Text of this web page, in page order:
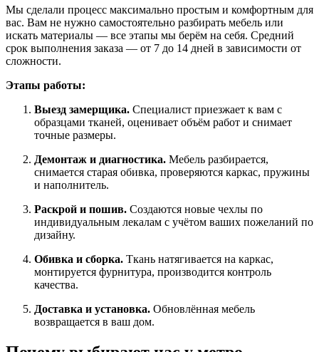
Мы сделали процесс максимально простым и комфортным для
вас. Вам не нужно самостоятельно разбирать мебель или
искать материалы — все этапы мы берём на себя. Средний
срок выполнения заказа — от 7 до 14 дней в зависимости от
сложности.
Этапы работы:
Выезд замерщика. Специалист приезжает к вам с
образцами тканей, оценивает объём работ и снимает
точные размеры.
Демонтаж и диагностика. Мебель разбирается,
снимается старая обивка, проверяются каркас, пружины
и наполнитель.
Раскрой и пошив. Создаются новые чехлы по
индивидуальным лекалам с учётом ваших пожеланий по
дизайну.
Обивка и сборка. Ткань натягивается на каркас,
монтируется фурнитура, производится контроль
качества.
Доставка и установка. Обновлённая мебель
возвращается в ваш дом.